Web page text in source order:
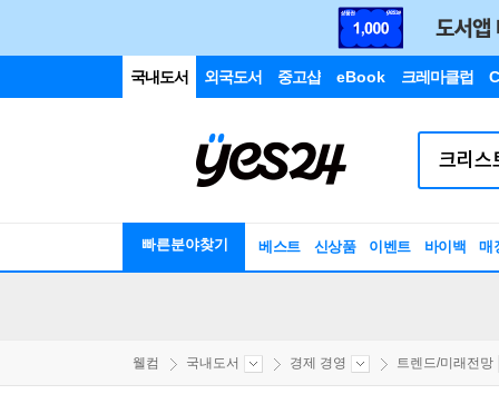
국내도서 외국도서 중고샵 eBook 크레마클럽
빠른분야찾기 베스트 신상품 이벤트 바이백 매
웰컴 국내도서 경제 경영 트렌드/미래전망